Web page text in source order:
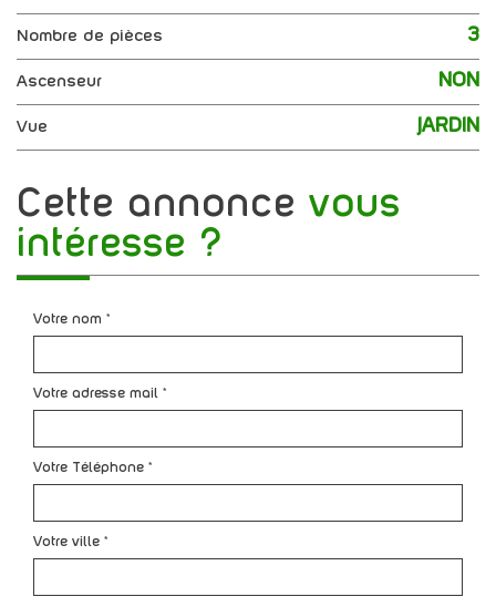
Nombre de pièces 3
Ascenseur NON
Vue JARDIN
cette annonce vous
intéresse ?
Votre nom *
Votre adresse mail *
Votre Téléphone *
Votre ville *